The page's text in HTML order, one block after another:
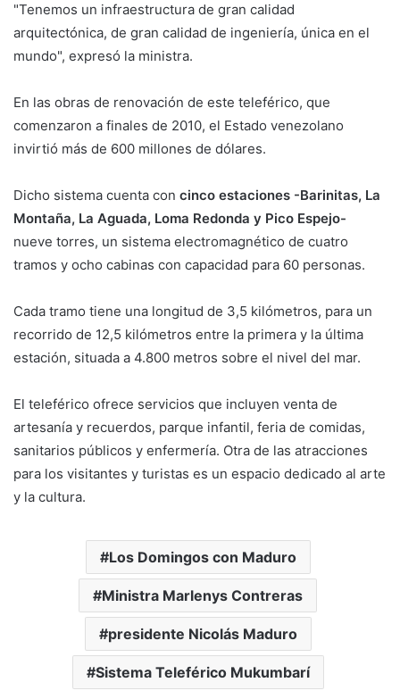
"Tenemos un infraestructura de gran calidad
arquitectónica, de gran calidad de ingeniería, única en el
mundo", expresó la ministra.
En las obras de renovación de este teleférico, que
comenzaron a finales de 2010, el Estado venezolano
invirtió más de 600 millones de dólares.
Dicho sistema cuenta con cinco estaciones -Barinitas, La
Montaña, La Aguada, Loma Redonda y Pico Espejo-
nueve torres, un sistema electromagnético de cuatro
tramos y ocho cabinas con capacidad para 60 personas.
Cada tramo tiene una longitud de 3,5 kilómetros, para un
recorrido de 12,5 kilómetros entre la primera y la última
estación, situada a 4.800 metros sobre el nivel del mar.
El teleférico ofrece servicios que incluyen venta de
artesanía y recuerdos, parque infantil, feria de comidas,
sanitarios públicos y enfermería. Otra de las atracciones
para los visitantes y turistas es un espacio dedicado al arte
y la cultura.
Los Domingos con Maduro
Ministra Marlenys Contreras
presidente Nicolás Maduro
Sistema Teleférico Mukumbarí